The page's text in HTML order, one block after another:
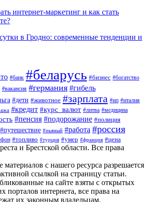
интернет-маркетинг и как стать
в Гродно: современные тенденции и
#банк #беларусь #бизнес #богатство
#вакансия #германия #гибель
#дети #животное #зарплата #ип #италия
#кредит #курс_валют #литва #медицина
#пенсия #подорожание #полиция
#путешествие #пьяный #работа #россия
#топливо #турция #умер #франция #цена
и Брестской области. Все права
с нашего ресурса разрешается
ссылкой на страницу статьи.
на сайте взяты с открытых
порталов интернета, все права на
их законным владельцам.